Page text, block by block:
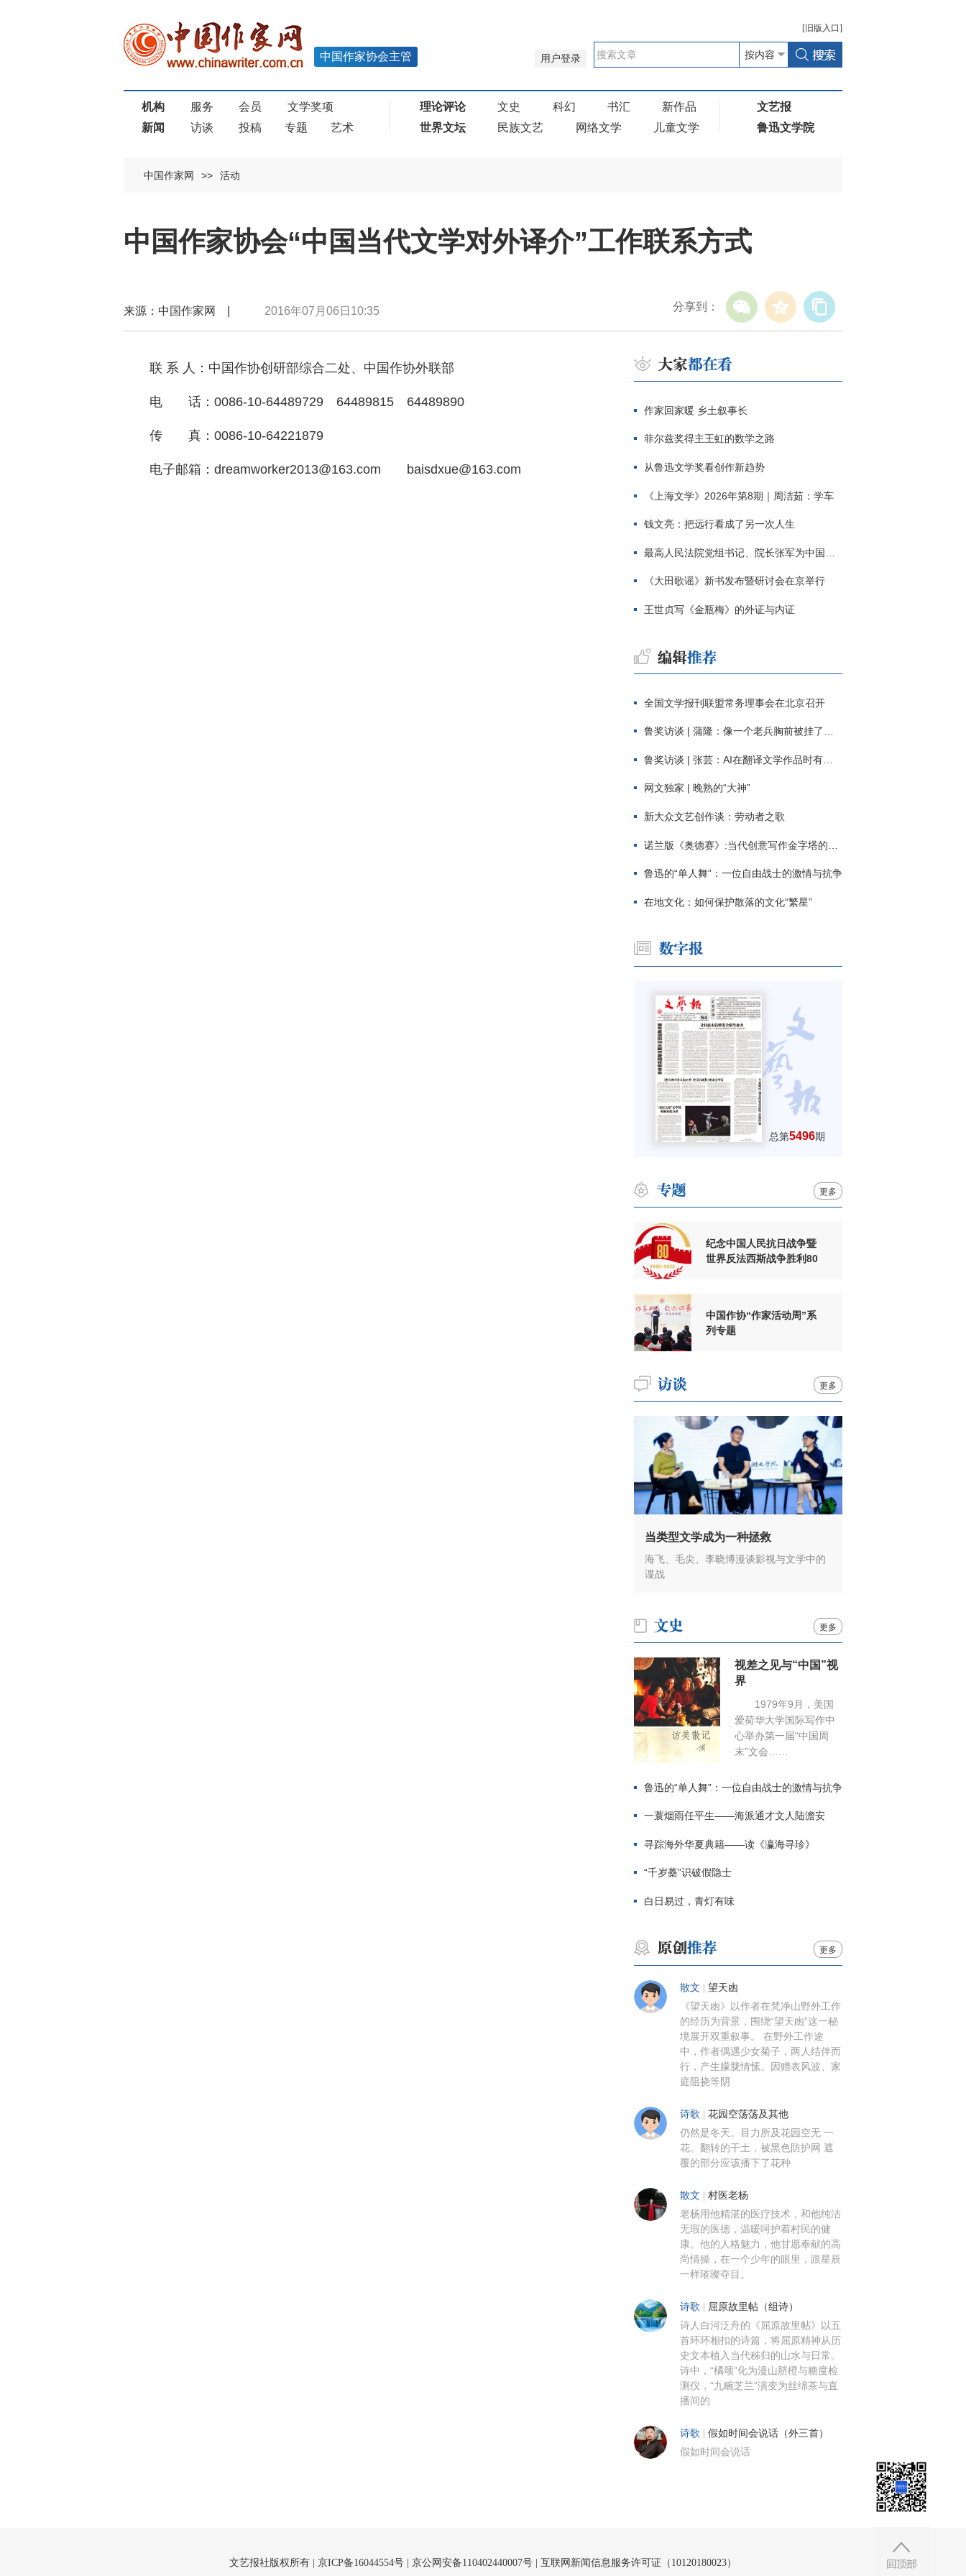
[ 旧版 入口]
用户登录
中国作家协会主管
机构 服务 会员
文学奖项
新闻
访谈 投稿 专题 艺术
理论评论 文史 科幻 书汇
新作品
世界文坛
民族文艺 网络文学 儿童文学
文艺报
鲁迅文学院
中国作家网 >> 活动
中国作家协会“中国当代文学对外译介”工作联系方式
分享到：
来源：中国作家网 | 2016年07月06日10:35
联 系 人：中国作协创研部综合二处、中国作协外联部
电 话：0086-10-64489729 64489815 64489890
传 真：0086-10-64221879
电子邮箱：dreamworker2013@163.com baisdxue@163.com
作家回家暖 乡土叙事长
菲尔兹奖得主王虹的数学之路
从鲁迅文学奖看创作新趋势
《上海文学》2026年第8期｜周洁茹：学车
钱文亮：把远行看成了另一次人生
最高人民法院党组书记、院长张军为中国作协干部大讲堂授课
《大田歌谣》新书发布暨研讨会在京举行
王世贞写《金瓶梅》的外证与内证
全国文学报刊联盟常务理事会在北京召开
鲁奖访谈 | 蒲隆：像一个老兵胸前被挂了一枚“红色英勇勋章”
鲁奖访谈 | 张芸：AI在翻译文学作品时有明显局限
网文独家 | 晚熟的“大神”
新大众文艺创作谈：劳动者之歌
诺兰版《奥德赛》:当代创意写作金字塔的宏伟与平庸
鲁迅的“单人舞”：一位自由战士的激情与抗争
在地文化：如何保护散落的文化“繁星”
总第5496期
更多
纪念中国人民抗日战争暨
世界反法西斯战争胜利80
中国作协“作家活动周”系
列专题
更多
当类型文学成为一种拯救
海飞、毛尖、李晓博漫谈影视与文学中的
谍战
更多
视差之见与“中国”视
界
1979年9月，美国
爱荷华大学国际写作中
心举办第一届“中国周
末”文会……
鲁迅的“单人舞”：一位自由战士的激情与抗争
一蓑烟雨任平生——海派通才文人陆澹安
寻踪海外华夏典籍——读《瀛海寻珍》
“千岁蘽”识破假隐士
白日易过，青灯有味
更多
散文 望天凼
《望天凼》以作者在梵净山野外工作
的经历为背景，围绕“望天凼”这一秘
境展开双重叙事。 在野外工作途
中，作者偶遇少女菊子，两人结伴而
行，产生朦胧情愫。因赠表风波、家
庭阻挠等阴
诗歌 花园空荡荡及其他
仍然是冬天。目力所及花园空无 一
花。翻转的干土，被黑色防护网 遮
覆的部分应该播下了花种
散文 村医老杨
老杨用他精湛的医疗技术，和他纯洁
无瑕的医德，温暖呵护着村民的健
康。他的人格魅力，他甘愿奉献的高
尚情操，在一个少年的眼里，跟星辰
一样璀璨夺目。
诗歌 屈原故里帖（组诗）
诗人白河泛舟的《屈原故里帖》以五
首环环相扣的诗篇，将屈原精神从历
史文本植入当代秭归的山水与日常。
诗中，“橘颂”化为漫山脐橙与糖度检
测仪，“九畹芝兰”演变为丝绵茶与直
播间的
诗歌 假如时间会说话（外三首）
假如时间会说话
文艺报社版权所有 | 京ICP备16044554号 | 京公网安备110402440007号 | 互联网新闻信息服务许可证（10120180023）